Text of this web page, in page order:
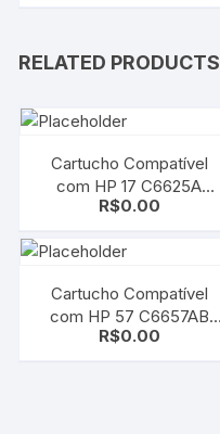
RELATED PRODUCTS
Cartucho Compatível
com HP 17 C6625A
Color | Deskjet 825/
R$0.00
Cartucho Compatível
com HP 57 C6657AB
Color | Deskjet 5550/
R$0.00